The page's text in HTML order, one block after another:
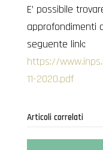
E’ possibile
approfondimenti
seguente link:
https://
11-2020.pdf
Articoli correlati